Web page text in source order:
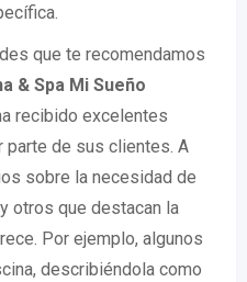
que te recomendamos
& Spa Mi Sueño
recibido excelentes
de sus clientes. A
sobre la necesidad de
otros que destacan la
Por ejemplo, algunos
describiéndola como